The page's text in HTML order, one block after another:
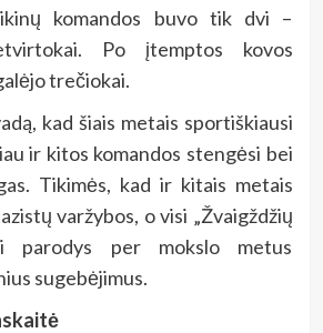
komandos buvo tik dvi –
Po įtemptos kovos
trečiokai.
kad šiais metais sportiškiausi
ir kitos komandos stengėsi bei
Tikimės, kad ir kitais metais
varžybos, o visi „Žvaigždžių
parodys per mokslo metus
sugebėjimus.